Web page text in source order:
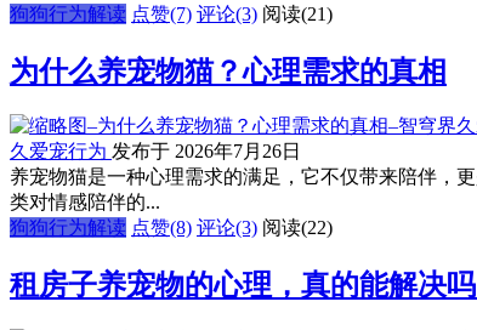
狗狗行为解读 点赞(7) 评论(3) 阅读(21)
为什么养宠物猫？心理需求的真相
久爱宠行为 发布于 2026年7月26日
养宠物猫是一种心理需求的满足，它不仅带来陪伴，
类对情感陪伴的...
狗狗行为解读 点赞(8) 评论(3) 阅读(22)
租房子养宠物的心理，真的能解决吗